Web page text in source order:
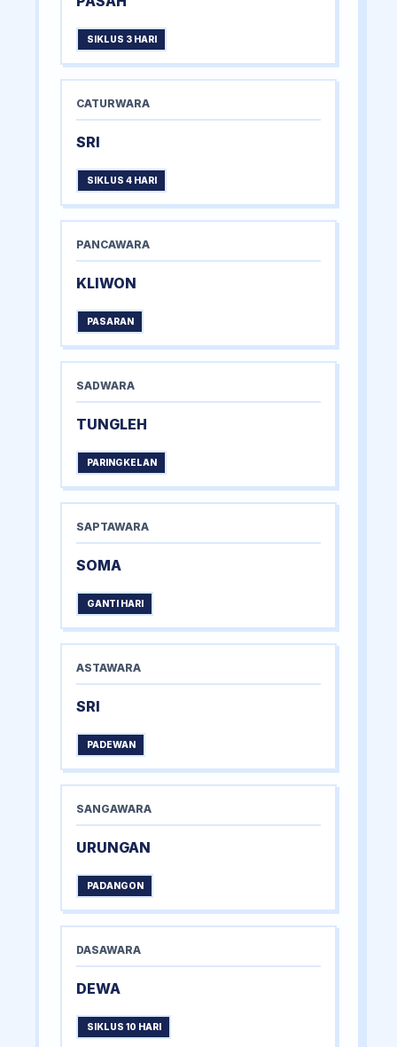
SIKLUS 3 HARI
CATURWARA
SRI
SIKLUS 4 HARI
PANCAWARA
KLIWON
PASARAN
SADWARA
TUNGLEH
PARINGKELAN
SAPTAWARA
SOMA
GANTI HARI
ASTAWARA
SRI
PADEWAN
SANGAWARA
URUNGAN
PADANGON
DASAWARA
DEWA
SIKLUS 10 HARI